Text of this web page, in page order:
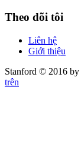
Theo dõi tôi
Liên hệ
Giới thiệu
Stanford © 2016 by
trên